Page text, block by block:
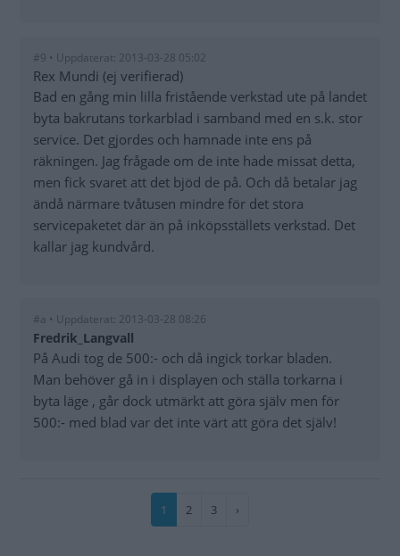
#9 • Uppdaterat: 2013-03-28 05:02
Rex Mundi (ej verifierad)
Bad en gång min lilla fristående verkstad ute på landet
byta bakrutans torkarblad i samband med en s.k. stor
service. Det gjordes och hamnade inte ens på
räkningen. Jag frågade om de inte hade missat detta,
men fick svaret att det bjöd de på. Och då betalar jag
ändå närmare tvåtusen mindre för det stora
servicepaketet där än på inköpsställets verkstad. Det
kallar jag kundvård.
#a • Uppdaterat: 2013-03-28 08:26
Fredrik_Langvall
På Audi tog de 500:- och då ingick torkar bladen.
Man behöver gå in i displayen och ställa torkarna i
byta läge , går dock utmärkt att göra själv men för
500:- med blad var det inte värt att göra det själv!
Nuvarande
1 Sida
2 Sida
3
Nästa
›